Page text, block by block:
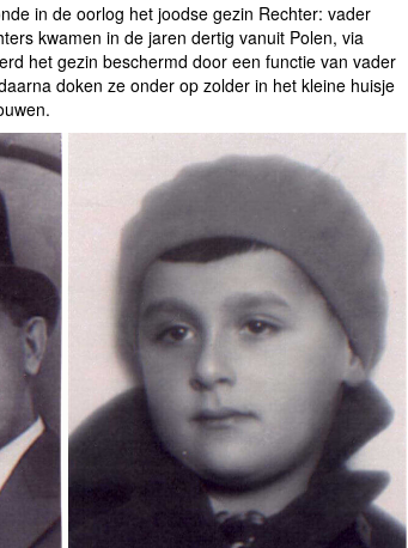
in de oorlog het joodse gezin Rechter: vader
kwamen in de jaren dertig vanuit Polen, via
het gezin beschermd door een functie van vader
doken ze onder op zolder in het kleine huisje